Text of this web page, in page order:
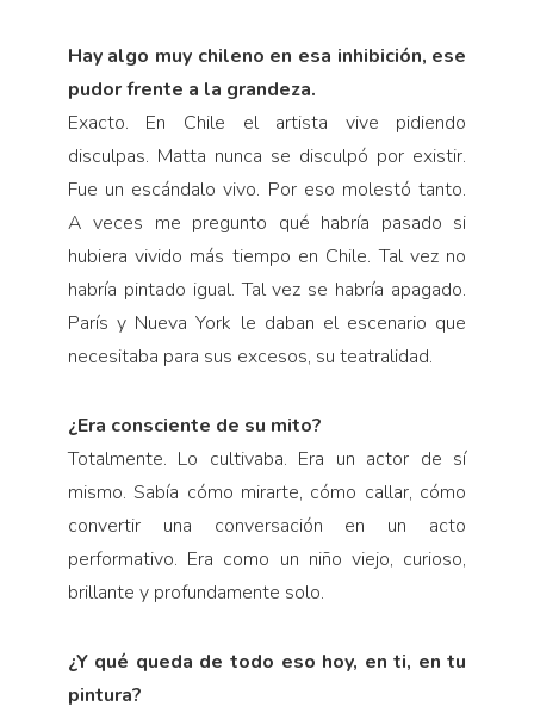
Hay algo muy chileno en esa inhibición, ese
pudor frente a la grandeza.
Exacto. En Chile el artista vive pidiendo
disculpas. Matta nunca se disculpó por existir.
Fue un escándalo vivo. Por eso molestó tanto.
A veces me pregunto qué habría pasado si
hubiera vivido más tiempo en Chile. Tal vez no
habría pintado igual. Tal vez se habría apagado.
París y Nueva York le daban el escenario que
necesitaba para sus excesos, su teatralidad.
¿Era consciente de su mito?
Totalmente. Lo cultivaba. Era un actor de sí
mismo. Sabía cómo mirarte, cómo callar, cómo
convertir una conversación en un acto
performativo. Era como un niño viejo, curioso,
brillante y profundamente solo.
¿Y qué queda de todo eso hoy, en ti, en tu
pintura?